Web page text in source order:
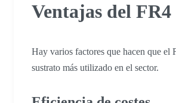
Ventajas del FR4
Hay varios factores que hacen que el
sustrato más utilizado en el sector.